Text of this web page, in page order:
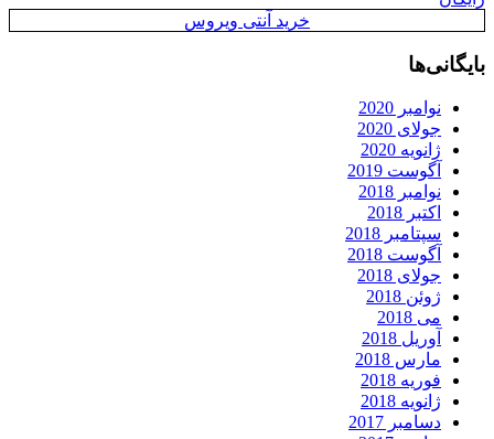
خرید آنتی ویروس
بایگانی‌ها
نوامبر 2020
جولای 2020
ژانویه 2020
آگوست 2019
نوامبر 2018
اکتبر 2018
سپتامبر 2018
آگوست 2018
جولای 2018
ژوئن 2018
می 2018
آوریل 2018
مارس 2018
فوریه 2018
ژانویه 2018
دسامبر 2017